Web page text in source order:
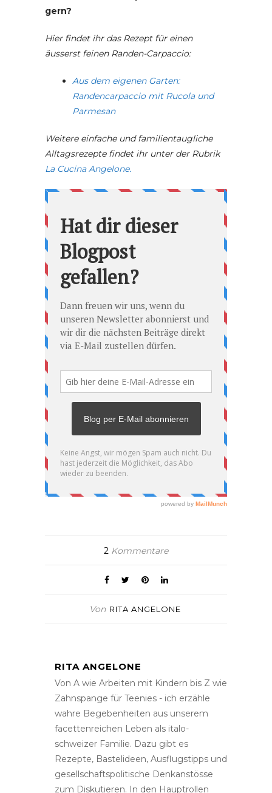
gern?
Hier findet ihr das Rezept für einen
äusserst feinen Randen-Carpaccio:
Aus dem eigenen Garten:
Randencarpaccio mit Rucola und
Parmesan
Weitere einfache und familientaugliche
Alltagsrezepte findet ihr unter der Rubrik
La Cucina Angelone.
2 Kommentare
Von RITA ANGELONE
RITA ANGELONE
Von A wie Arbeiten mit Kindern bis Z wie
Zahnspange für Teenies - ich erzähle
wahre Begebenheiten aus unserem
facettenreichen Leben als italo-
schweizer Familie. Dazu gibt es
Rezepte, Bastelideen, Ausflugstipps und
gesellschaftspolitische Denkanstösse
zum Diskutieren. In den Hauptrollen